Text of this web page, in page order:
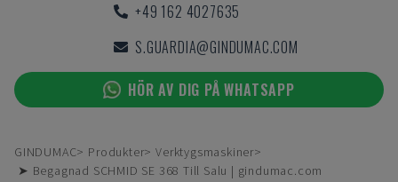
+49 162 4027635
S.GUARDIA@GINDUMAC.COM
HÖR AV DIG PÅ WHATSAPP
GINDUMAC Produkter
Verktygsmaskiner
➤ Begagnad SCHMID SE 368 Till Salu | gindumac.com